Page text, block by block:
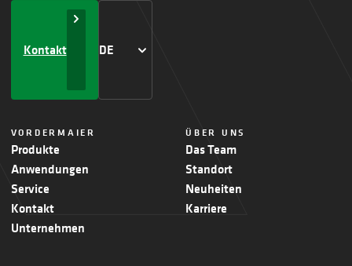
Kontakt DE
VORDERMAIER
Produkte
Anwendungen
Service
Kontakt
Unternehmen
ÜBER UNS
Das Team
Standort
Neuheiten
Karriere